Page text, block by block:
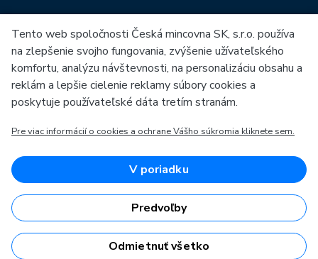
Medzi našich partnerov patria:
Európska únia
OP Podnikanie a inovácie pre konkurencieschopnosť
Európsky fond pre regionálny rozvoj
Česká mincovna, a.s. & Česká mincovna SK, s.r.o. © 1993 - 2026
Tento web spoločnosti Česká mincovna SK, s.r.o. používa
na zlepšenie svojho fungovania, zvýšenie užívateľského
komfortu, analýzu návštevnosti, na personalizáciu obsahu a
reklám a lepšie cielenie reklamy súbory cookies a
poskytuje používateľské dáta tretím stranám.
Pre viac informácií o cookies a ochrane Vášho súkromia kliknete sem.
V poriadku
Predvoľby
Odmietnuť všetko